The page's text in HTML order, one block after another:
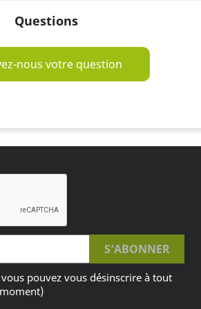
Questions
nous votre question
pouvez vous désinscrire à tout
moment)